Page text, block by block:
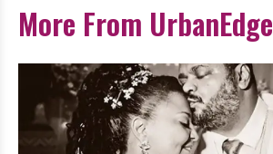
More From UrbanEdge